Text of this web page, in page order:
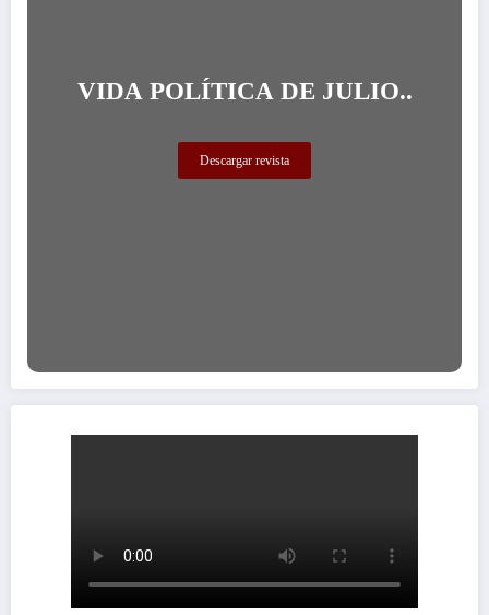
VIDA POLÍTICA DE JULIO..
Descargar revista